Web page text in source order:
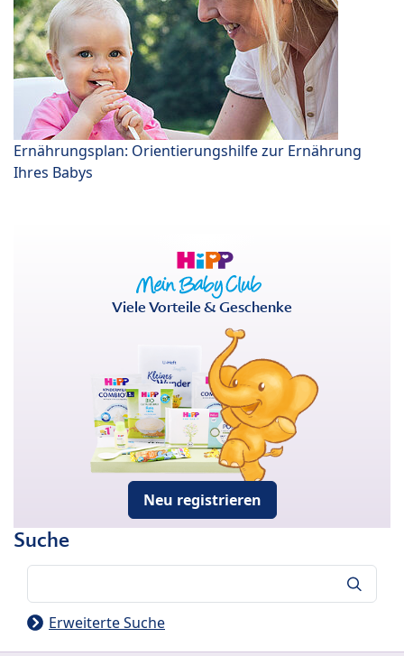
Ernährungsplan: Orientierungshilfe zur Ernährung
Ihres Babys
Viele Vorteile & Geschenke
Neu registrieren
Suche
Erweiterte Suche